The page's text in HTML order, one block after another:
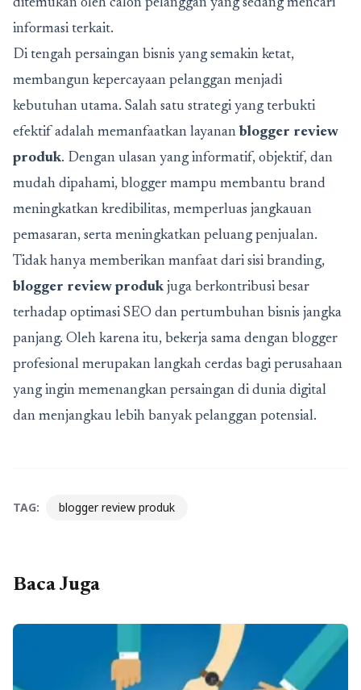
informasi terkait.
Di tengah persaingan bisnis yang semakin ketat,
membangun kepercayaan pelanggan menjadi
kebutuhan utama. Salah satu strategi yang terbukti
efektif adalah memanfaatkan layanan blogger review
produk. Dengan ulasan yang informatif, objektif, dan
mudah dipahami, blogger mampu membantu brand
meningkatkan kredibilitas, memperluas jangkauan
pemasaran, serta meningkatkan peluang penjualan.
Tidak hanya memberikan manfaat dari sisi branding,
blogger review produk juga berkontribusi besar
terhadap optimasi SEO dan pertumbuhan bisnis jangka
panjang. Oleh karena itu, bekerja sama dengan blogger
profesional merupakan langkah cerdas bagi perusahaan
yang ingin memenangkan persaingan di dunia digital
dan menjangkau lebih banyak pelanggan potensial.
TAG: blogger review produk
Baca Juga